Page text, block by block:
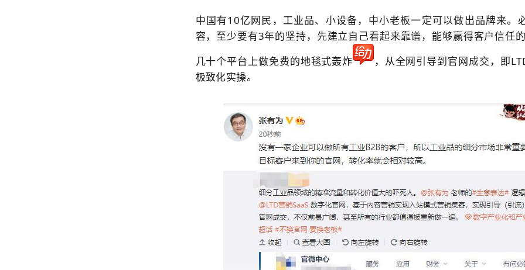
中国有10亿网民，工业品、小设备，中小老板一定可以做出品牌来。
容，至少要有3年的坚持，先建立自己看起来靠谱，能够赢得客户信任的
几十个平台上做免费的地毯式轰炸
，从全网引导到官网成交，即
极致化实操。